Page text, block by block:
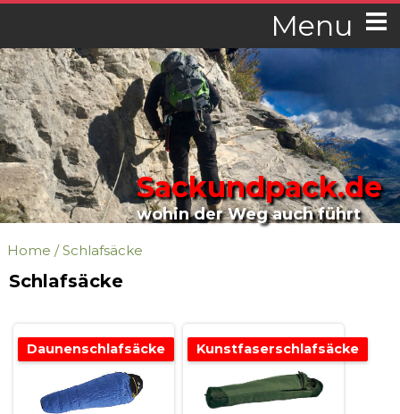
Menu
Sackundpack.de
wohin der Weg auch führt
Home /Schlafsäcke
Schlafsäcke
Daunenschlafsäcke Kunstfaserschlafsäcke